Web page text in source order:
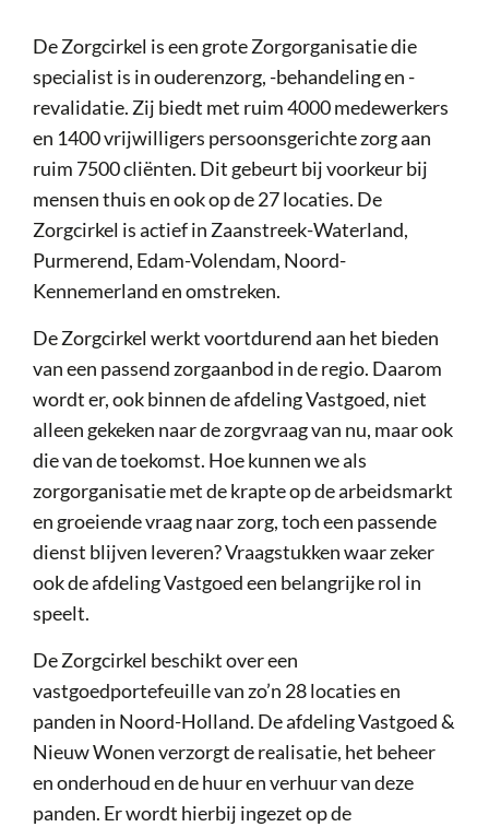
De Zorgcirkel is een grote Zorgorganisatie die
specialist is in ouderenzorg, -behandeling en -
revalidatie. Zij biedt met ruim 4000 medewerkers
en 1400 vrijwilligers persoonsgerichte zorg aan
ruim 7500 cliënten. Dit gebeurt bij voorkeur bij
mensen thuis en ook op de 27 locaties. De
Zorgcirkel is actief in Zaanstreek-Waterland,
Purmerend, Edam-Volendam, Noord-
Kennemerland en omstreken.
De Zorgcirkel werkt voortdurend aan het bieden
van een passend zorgaanbod in de regio. Daarom
wordt er, ook binnen de afdeling Vastgoed, niet
alleen gekeken naar de zorgvraag van nu, maar ook
die van de toekomst. Hoe kunnen we als
zorgorganisatie met de krapte op de arbeidsmarkt
en groeiende vraag naar zorg, toch een passende
dienst blijven leveren? Vraagstukken waar zeker
ook de afdeling Vastgoed een belangrijke rol in
speelt.
De Zorgcirkel beschikt over een
vastgoedportefeuille van zo’n 28 locaties en
panden in Noord-Holland. De afdeling Vastgoed &
Nieuw Wonen verzorgt de realisatie, het beheer
en onderhoud en de huur en verhuur van deze
panden. Er wordt hierbij ingezet op de